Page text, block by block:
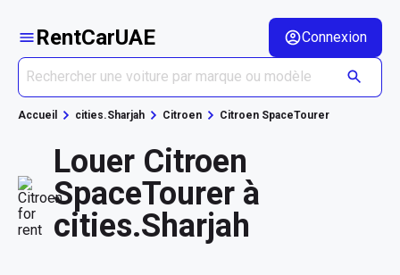
RentCarUAE Connexion
Accueil cities.Sharjah Citroen Citroen SpaceTourer
Louer Citroen
SpaceTourer à
cities.Sharjah